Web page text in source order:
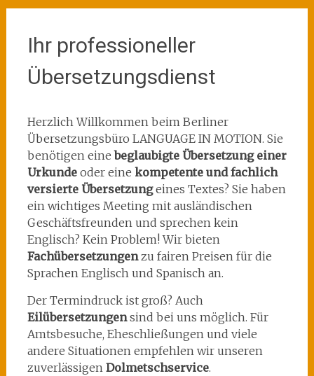
Ihr professioneller
Übersetzungsdienst
Herzlich Willkommen beim Berliner
Übersetzungsbüro LANGUAGE IN MOTION. Sie
benötigen einebeglaubigte Übersetzung einer
Urkundeoder eine kompetente und fachlich
versierte Übersetzungeines Textes? Sie haben
ein wichtiges Meeting mit ausländischen
Geschäftsfreunden und sprechen kein
Englisch? Kein Problem! Wir bieten
Fachübersetzungenzu fairen Preisen für die
Sprachen Englisch und Spanisch an.
Der Termindruck ist groß? Auch
Eilübersetzungensind bei uns möglich. Für
Amtsbesuche, Eheschließungen und viele
andere Situationen empfehlen wir unseren
zuverlässigen Dolmetschservice.